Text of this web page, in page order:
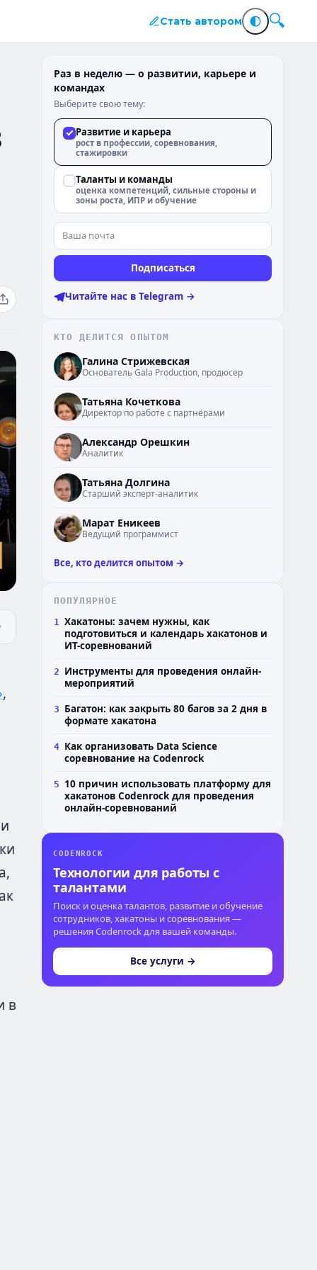
Стать автором
,
в
Раз в неделю — о развитии, карьере и
командах
Выберите свою тему:
Развитие и карьера
рост в профессии, соревнования,
стажировки
Таланты и команды
оценка компетенций, сильные стороны и
зоны роста, ИПР и обучение
Подписаться
Читайте нас в Telegram →
КТО ДЕЛИТСЯ ОПЫТОМ
ГС Галина Стрижевская
Основатель Gala Production, продюсер
ТК Татьяна Кочеткова
Директор по работе с партнёрами
АО Александр Орешкин
Аналитик
ТД Татьяна Долгина
Старший эксперт-аналитик
МЕ Марат Еникеев
Ведущий программист
Все, кто делится опытом →
ПОПУЛЯРНОЕ
1
Хакатоны: зачем нужны, как
подготовиться и календарь хакатонов и
ИТ-соревнований
2 Инструменты для проведения онлайн-
мероприятий
3 Багатон: как закрыть 80 багов за 2 дня в
формате хакатона
4 Как организовать Data Science
соревнование на Codenrock
5 10 причин использовать платформу для
хакатонов Codenrock для проведения
онлайн-соревнований
CODENROCK
Технологии для работы с
талантами
Поиск и оценка талантов, развитие и обучение
сотрудников, хакатоны и соревнования —
решения Codenrock для вашей команды.
Все услуги →